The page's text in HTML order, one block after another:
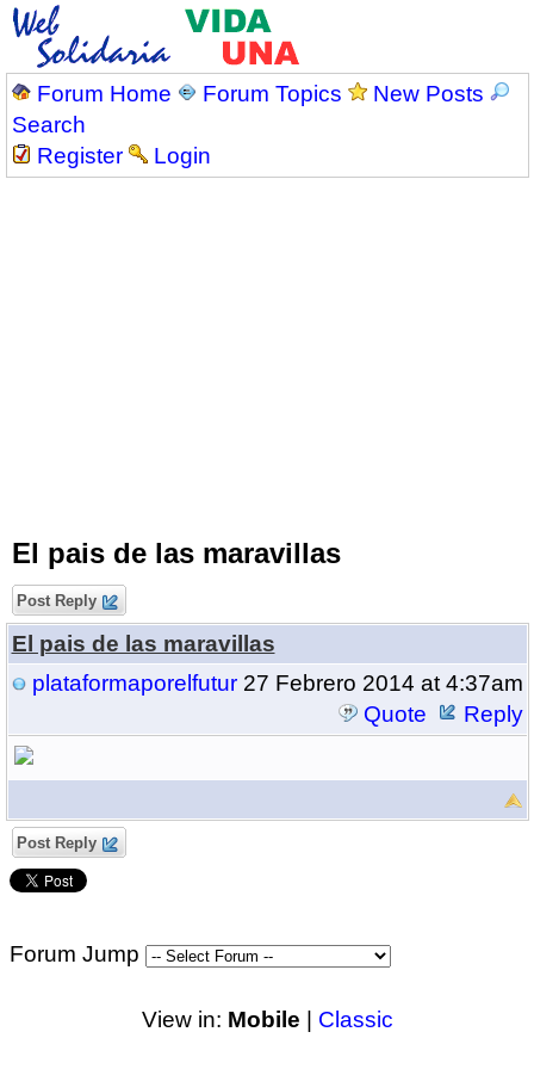
Forum Home Forum Topics
New Posts
Search
Register
Login
El pais de las maravillas
Post Reply
El pais de las maravillas
plataformaporelfutur27 Febrero 2014 at 4:37am
Quote
Reply
Post Reply
Forum Jump
View in: Mobile Classic